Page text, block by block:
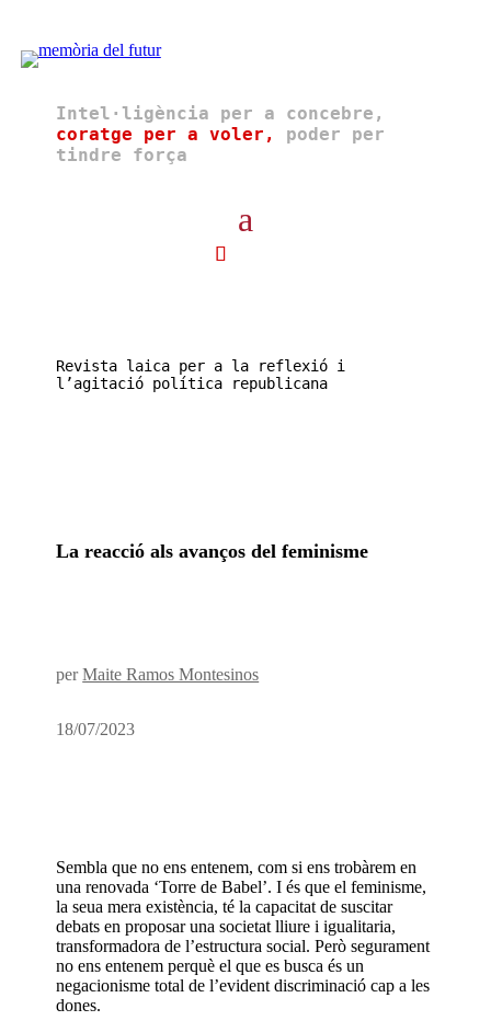
Intel·ligència per a concebre,
coratge per a voler,
poder per
tindre força
Revista laica per a la reflexió i
l’agitació política republicana
La reacció als avanços del feminisme
perMaite Ramos Montesinos
18/07/2023
Sembla que no ens entenem, com si ens trobàrem en
una renovada ‘Torre de Babel’. I és que el feminisme,
la seua mera existència, té la capacitat de suscitar
debats en proposar una societat lliure i igualitaria,
transformadora de l’estructura social. Però segurament
no ens entenem perquè el que es busca és un
negacionisme total de l’evident discriminació cap a les
dones.